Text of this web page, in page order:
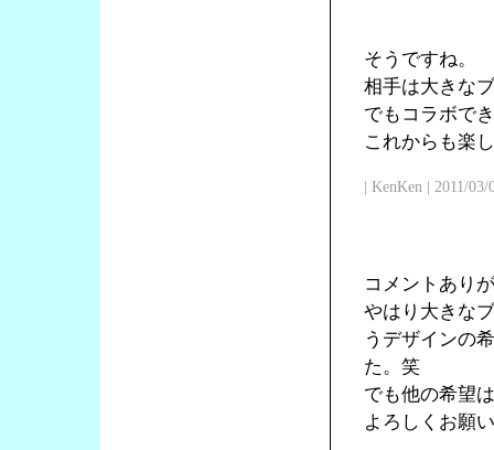
そうですね。
相手は大きな
でもコラボで
これからも楽
| KenKen | 2011/
コメントあり
やはり大きな
うデザインの
た。笑
でも他の希望
よろしくお願